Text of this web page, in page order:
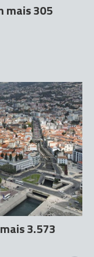
mais 305
3.573